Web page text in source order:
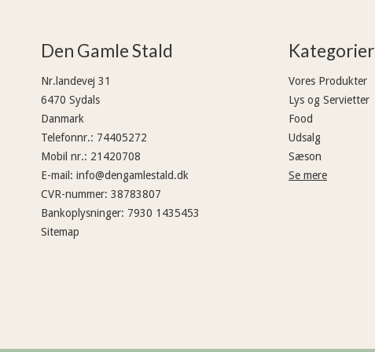
Den Gamle Stald
Nr.landevej 31
6470 Sydals
Danmark
Telefonnr.: 74405272
Mobil nr.: 21420708
E-mail : info@dengamlestald.dk
CVR-nummer: 38783807
Bankoplysninger: 7930 1435453
Sitemap
Kategorier
Vores Produkter
Lys og Servietter
Food
Udsalg
Sæson
Se mere